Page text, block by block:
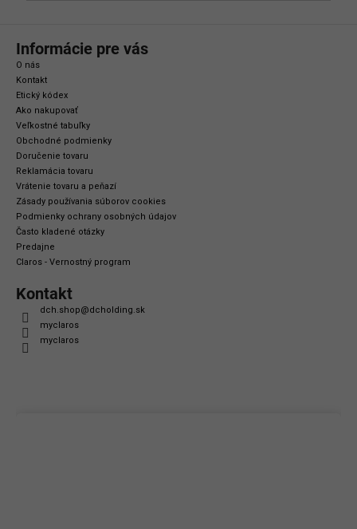
Informácie pre vás
O nás
Kontakt
Etický kódex
Ako nakupovať
Veľkostné tabuľky
Obchodné podmienky
Doručenie tovaru
Reklamácia tovaru
Vrátenie tovaru a peňazí
Zásady používania súborov cookies
Podmienky ochrany osobných údajov
Často kladené otázky
Predajne
Claros - Vernostný program
Kontakt
dch.shop@dcholding.sk
myclaros
myclaros